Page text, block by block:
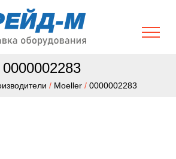
0000002283
/ Moeller / 0000002283